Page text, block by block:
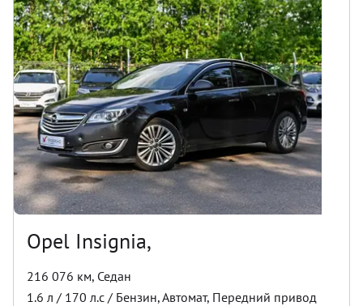
Opel Insignia,
216 076 км, Седан
1.6 л / 170 л.с / Бензин,Автомат, Передний привод